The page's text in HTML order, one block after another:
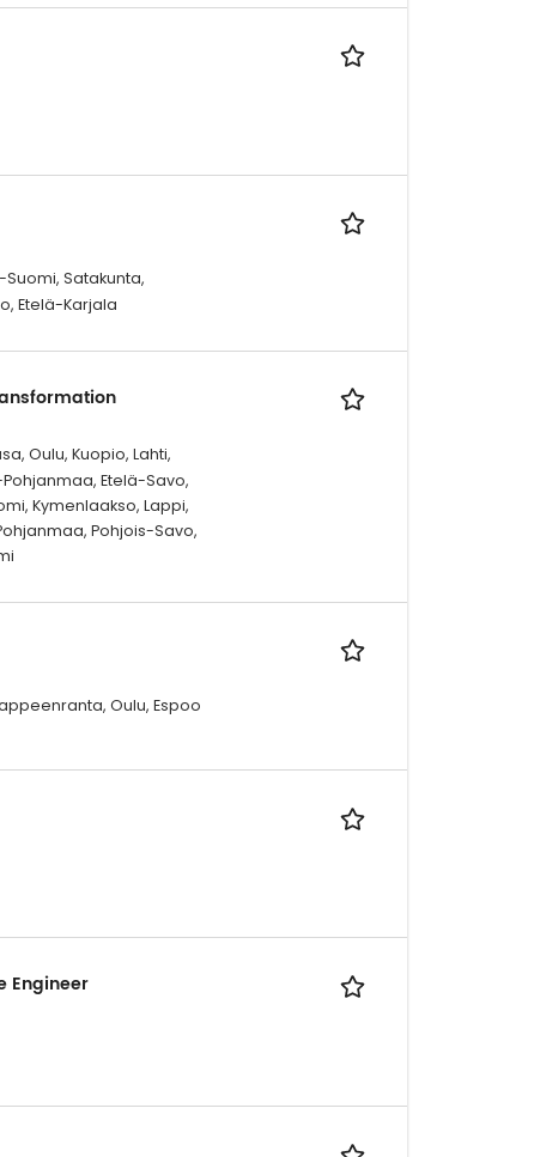
Satakunta,
Etelä-Karjala
Oulu, Kuopio, Lahti,
Pohjanmaa, Etelä-Savo,
Kymenlaakso, Lappi,
Pohjois-Savo,
Oulu, Espoo
Engineer